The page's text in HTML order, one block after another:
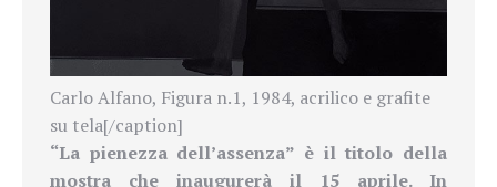
Carlo Alfano, Figura n.1, 1984, acrilico e grafite
su tela[/caption]
“La pienezza dell’assenza” è il titolo della
mostra che inaugurerà il 15 aprile. In